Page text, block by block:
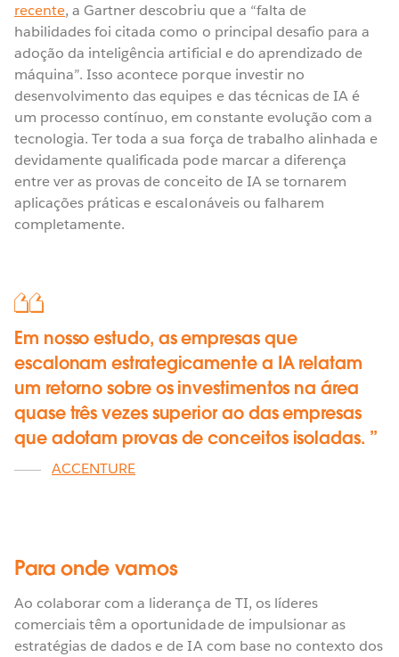
recente, a Gartner descobriu que a “falta de
habilidades foi citada como o principal desafio para a
adoção da inteligência artificial e do aprendizado de
máquina”. Isso acontece porque investir no
desenvolvimento das equipes e das técnicas de IA é
um processo contínuo, em constante evolução com a
tecnologia. Ter toda a sua força de trabalho alinhada e
devidamente qualificada pode marcar a diferença
entre ver as provas de conceito de IA se tornarem
aplicações práticas e escalonáveis ou falharem
completamente.
Em nosso estudo, as empresas que
escalonam estrategicamente a IA relatam
um retorno sobre os investimentos na área
quase três vezes superior ao das empresas
que adotam provas de conceitos isoladas.
ACCENTURE
Para onde vamos
Ao colaborar com a liderança de TI, os líderes
comerciais têm a oportunidade de impulsionar as
estratégias de dados e de IA com base no contexto dos